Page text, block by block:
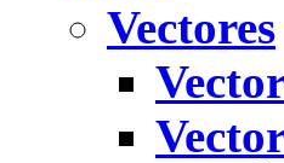
Vectores